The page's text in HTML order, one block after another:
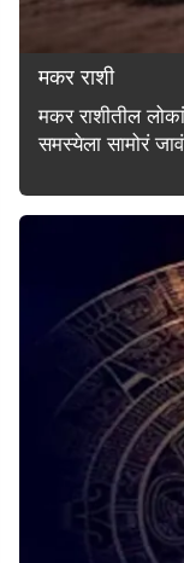
मकर राशी
मकर राशीतील
समस्येला सामोरं